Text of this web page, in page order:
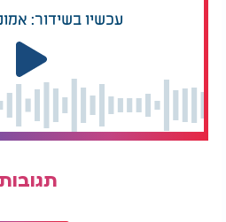
עכשיו בשידור: